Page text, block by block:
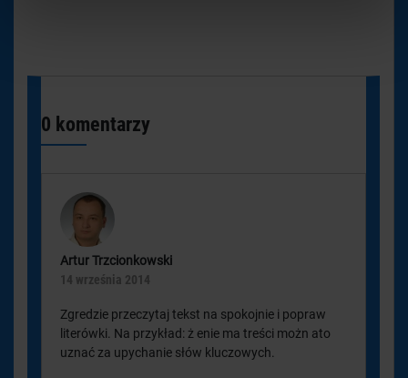
0 komentarzy
Artur Trzcionkowski
14 września 2014
Zgredzie przeczytaj tekst na spokojnie i popraw
literówki. Na przykład: ż enie ma treści możn ato
uznać za upychanie słów kluczowych.